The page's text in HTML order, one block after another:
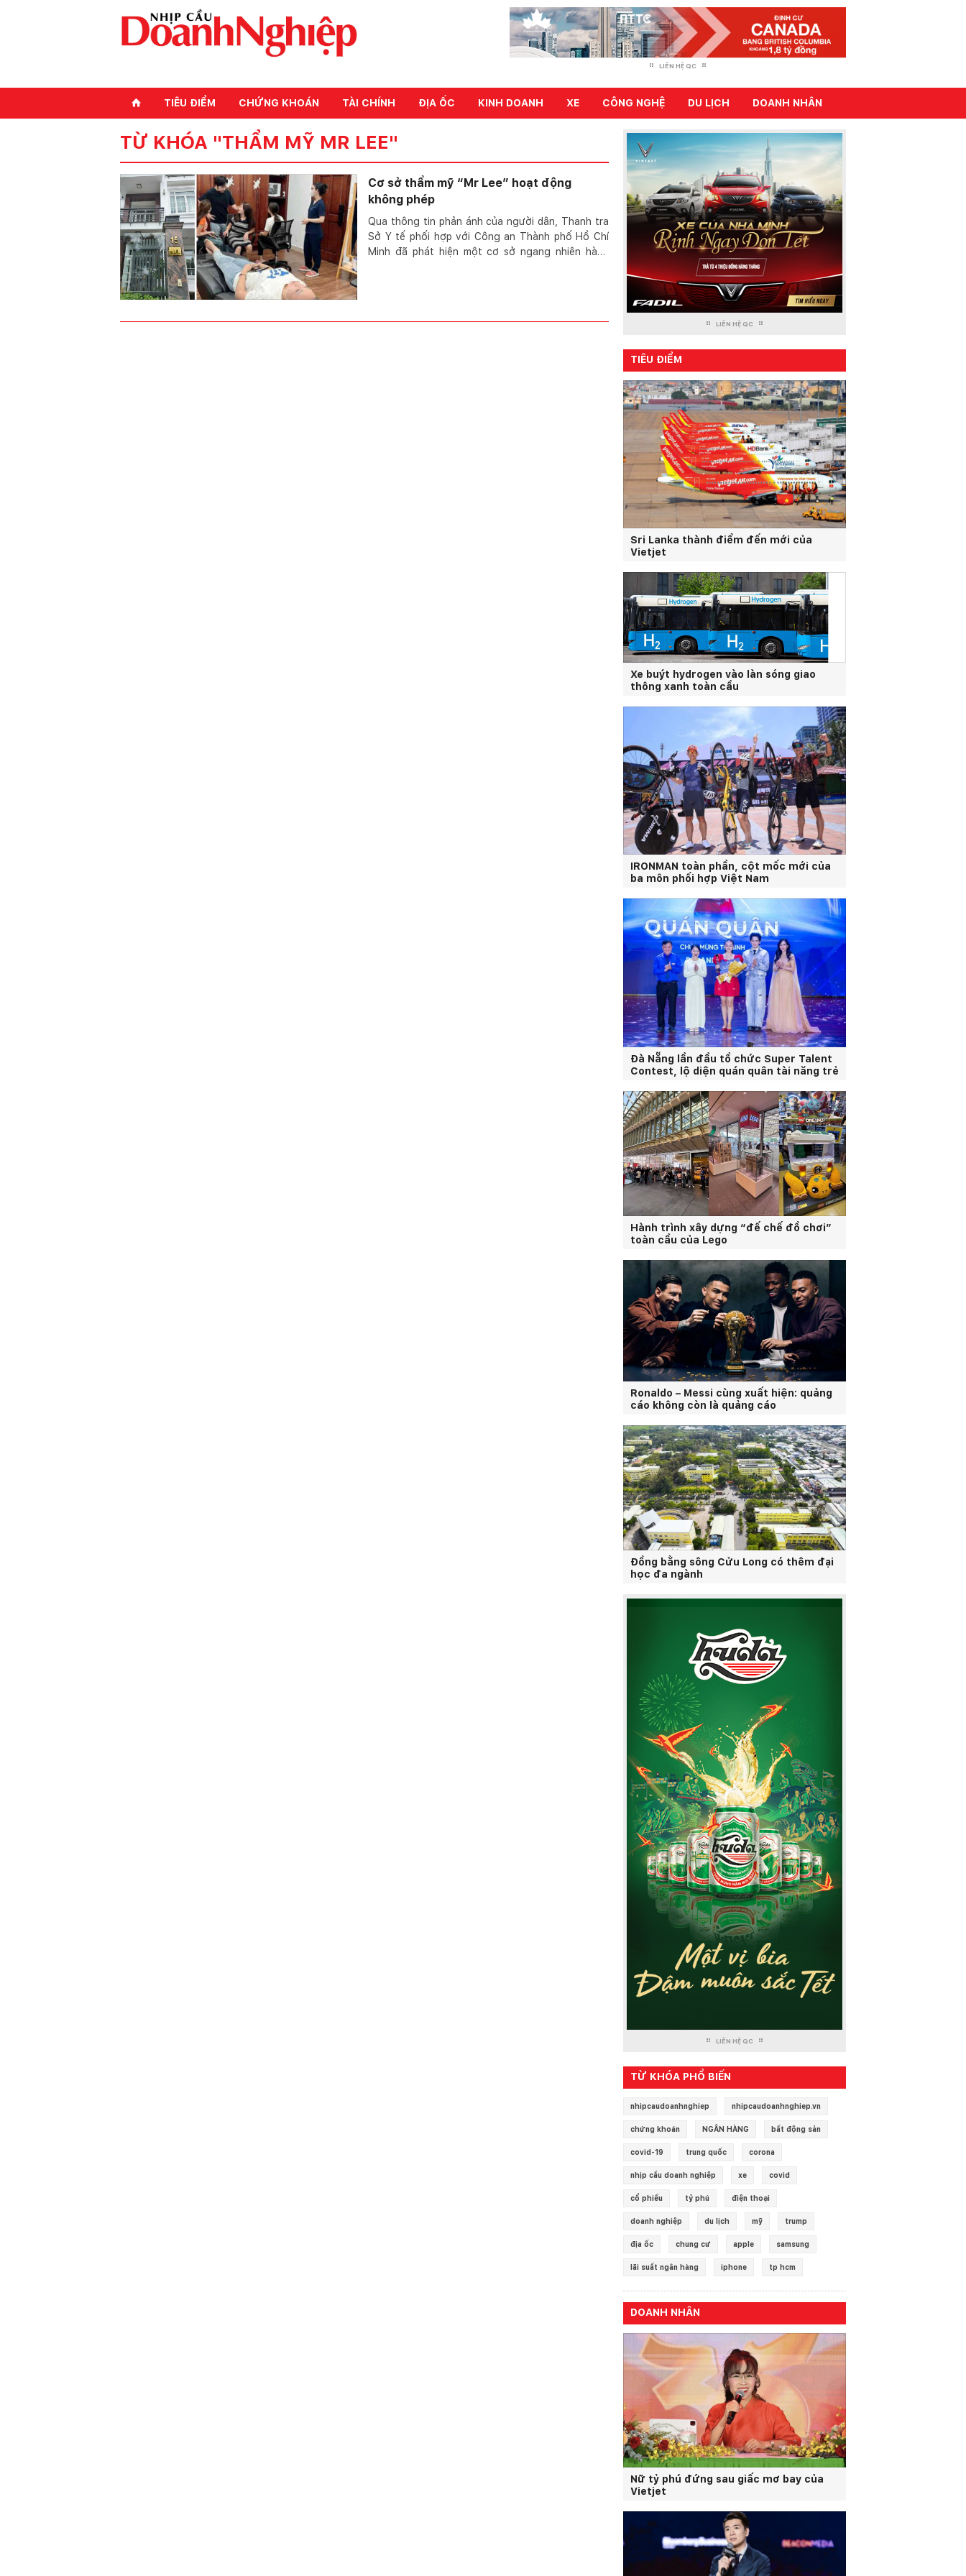
LIÊN HỆ QC
⌂ TIÊU ĐIỂM CHỨNG KHOÁN TÀI CHÍNH ĐỊA ỐC KINH DOANH XE CÔNG NGHỆ DU LỊCH DOANH NHÂN
TỪ KHÓA "THẨM MỸ MR LEE"
Cơ sở thẩm mỹ “Mr Lee” hoạt động
không phép
Qua thông tin phản ánh của người dân, Thanh tra
Sở Y tế phối hợp với Công an Thành phố Hồ Chí
Minh đã phát hiện một cơ sở ngang nhiên hành
LIÊN HỆ QC
TIÊU ĐIỂM
Sri Lanka thành điểm đến mới của
Vietjet
Xe buýt hydrogen vào làn sóng giao
thông xanh toàn cầu
IRONMAN toàn phần, cột mốc mới của
ba môn phối hợp Việt Nam
Đà Nẵng lần đầu tổ chức Super Talent
Contest, lộ diện quán quân tài năng trẻ
Hành trình xây dựng “đế chế đồ chơi”
toàn cầu của Lego
Ronaldo – Messi cùng xuất hiện: quảng
cáo không còn là quảng cáo
Đồng bằng sông Cửu Long có thêm đại
học đa ngành
LIÊN HỆ QC
TỪ KHÓA PHỔ BIẾN
nhipcaudoanhnghiep nhipcaudoanhnghiep.vn
chứng khoán NGÂN HÀNG bất động sản
covid-19 trung quốc corona
nhịp cầu doanh nghiệp xe covid
cổ phiếu tỷ phú điện thoại
doanh nghiệp du lịch mỹ trump
địa ốc chung cư apple samsung
lãi suất ngân hàng iphone tp hcm
DOANH NHÂN
Nữ tỷ phú đứng sau giấc mơ bay của
Vietjet